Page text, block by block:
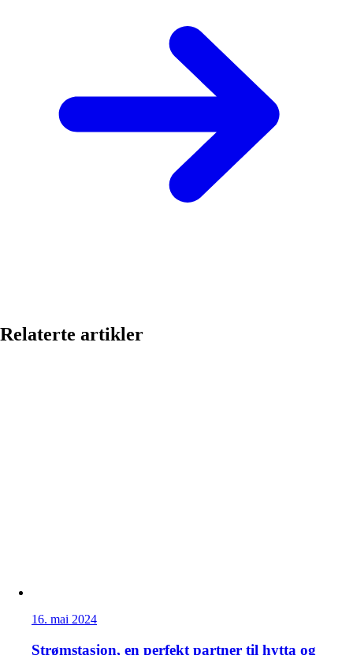
Relaterte artikler
16. mai 2024
Strømstasjon, en perfekt partner til hytta og